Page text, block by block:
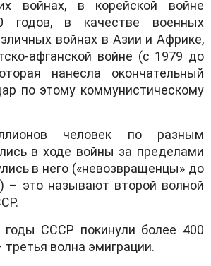
войнах, в корейской войне
годов, в качестве военных
войнах в Азии и Африке,
афганской войне (с 1979 до
нанесла окончательный
по этому коммунистическому
человек по разным
в ходе войны за пределами
в него («невозвращенцы» до
– это называют второй волной
СССР покинули более 400
волна эмиграции.